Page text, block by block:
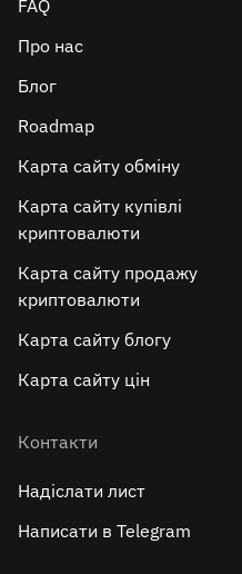
FAQ
Про нас
Блог
Roadmap
Карта сайту обміну
Карта сайту купівлі
криптовалюти
Карта сайту продажу
криптовалюти
Карта сайту блогу
Карта сайту цін
Контакти
Надіслати лист
Написати в Telegram